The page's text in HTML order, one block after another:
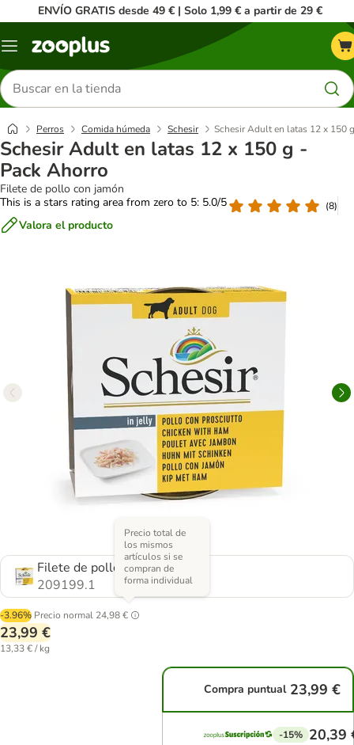
ENVÍO GRATIS desde 49 € | Solo 1,99 € a partir de 29 €
Menú
Buscar
productos
Perros Comida húmeda Schesir Schesir Adult en latas 12 x 150
Schesir Adult en latas 12 x 150 g -
Pack Ahorro
Filete de pollo con jamón
This is a stars rating area from zero to 5: 5.0/5
(8)
Valora el producto
Filete de pollo con jamón
209199.1
-3.96% Precio normal 24,98 €
Precio total de
los mismos
artículos si se
compran de
forma individual
23,99 €
13,33 € / kg
Compra puntual 23,99 €
-15% 20,39